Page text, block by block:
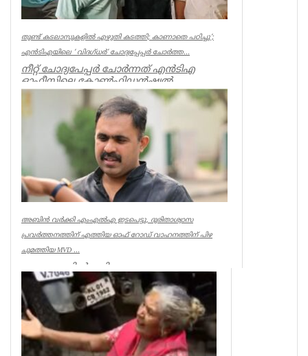
തുണ്ട് കടലാസുകളില്‍ എഴുതി കടത്തി; കാണാതെ പഠിച്ചു’;
എന്‍ടിഎയിലെ ‘ വിദഗ്ധര്‍’ ചോദ്യപ്പേപ്പര്‍ ചോര്‍ത്ത...
നീറ്റ് ചോദ്യപേപ്പര്‍ ചോര്‍ന്നത് എന്‍ടിഎ
ഓഫീസിലെ കോണ്‍ഫിഡന്‍ഷ്യല്‍
സെക്ഷനില്‍ നിന്ന് എന്ന് സിബിഐ. എന...
Kerala
അബിൻ വർക്കി എംഎൽഎ ഇടപെട്ടു, ദുരിതാശ്വാസ
പ്രവർത്തനത്തിന് എത്തിയ ഓഫ് റോഡ് വാഹനത്തിന് പിഴ
ചുമത്തിയ MVD ...
ആറന്മുളയിൽ ദുരിതാശ്വാസ
പ്രവർത്തനത്തിന് എത്തിയ ഓഫ് റോഡ്
വാഹനത്തിന് മോട്ടോർ വെഹിക്കിൾ
ഇൻസ്പെക്ടർ പിഴ ...
Kerala